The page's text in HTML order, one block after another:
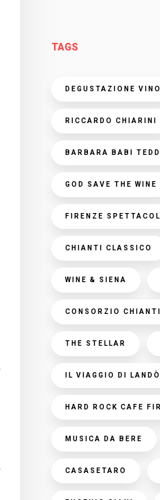
TAGS
DEGUSTAZIONE VINO
RICCARDO CHIARINI
BARBARA BABI
GOD SAVE THE WINE
FIRENZE
CHIANTI CLASSICO
WINE & SIENA
CONSORZIO CHIANTI
THE STELLAR
IL VIAGGIO DI LANDÒ
HARD ROCK CAFE
MUSICA DA BERE
CASASETARO